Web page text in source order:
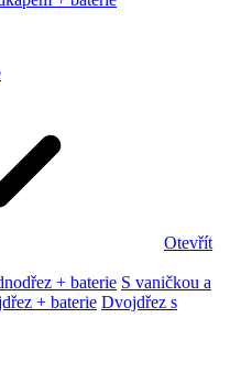
Otevřít
+ baterie S vaničkou a
+ baterie Dvojdřez s